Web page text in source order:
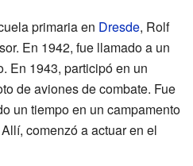
primaria en Dresde, Rolf
En 1942, fue llamado a un
En 1943, participó en un
de aviones de combate. Fue
un tiempo en un campamento
comenzó a actuar en el